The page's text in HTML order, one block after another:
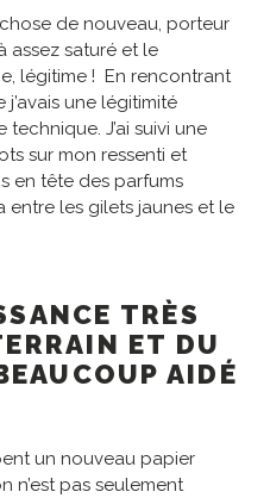
de nouveau, porteur
assez saturé et le
légitime ! En rencontrant
j’avais une légitimité
J’ai suivi une
sur mon ressenti et
en tête des parfums
entre les gilets jaunes et le
TRÈS
ET DU
AIDÉ
un nouveau papier
n’est pas seulement